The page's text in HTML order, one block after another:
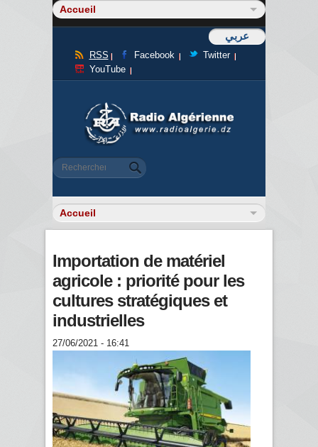
عربي
RSS Facebook
Twitter
YouTube
Formulaire de recherche
Rechercher
Importation de matériel
agricole : priorité pour les
cultures stratégiques et
industrielles
27/06/2021 - 16:41